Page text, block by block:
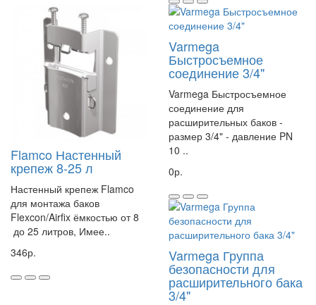
Flamco Настенный
крепеж 8-25 л
Настенный крепеж Flamco
для монтажа баков
Flexcon/Airfix ёмкостью от 8
до 25 литров, Имее..
346р.
Varmega
Быстросъемное
соединение 3/4"
Varmega Быстросъемное
соединение для
расширительных баков -
размер 3/4" - давление PN
10 ..
0р.
Varmega Группа
безопасности для
расширительного бака
3/4"